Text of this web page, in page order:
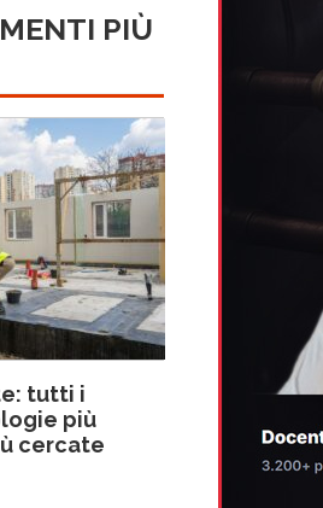
PIÙ
tutti i
più
cercate